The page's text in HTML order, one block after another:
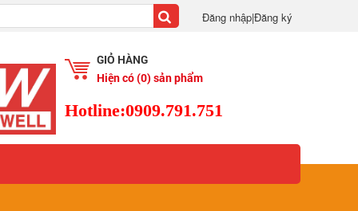
Đăng nhập|Đăng ký
GIỎ HÀNG
Hiện có(0) sản phẩm
Hotline:0909.791.751